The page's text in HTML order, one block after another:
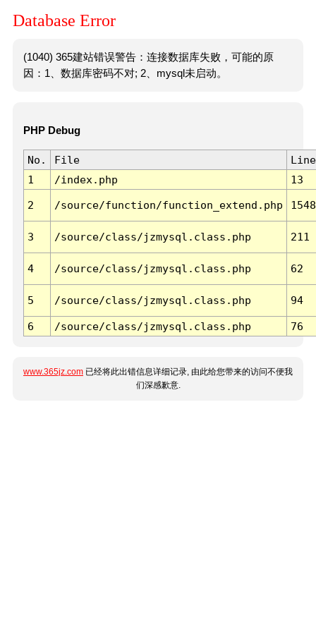
Database Error
(1040) 365建站错误警告：连接数据库失败，可能的原
因：1、数据库密码不对; 2、mysql未启动。
PHP Debug
No. File
Line
1
/index.php 13
2 /source/function/function_extend.php 1548
3 /source/class/jzmysql.class.php 211
4 /source/class/jzmysql.class.php 62
5 /source/class/jzmysql.class.php 94
6 /source/class/jzmysql.class.php 76
www.365jz.com 已经将此出错信息详细记录, 由此给您带来的访问不便我
们深感歉意.